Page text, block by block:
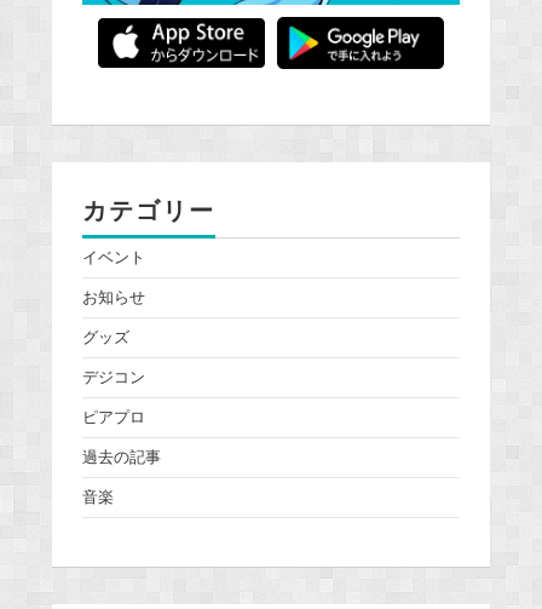
カテゴリー
イベント
お知らせ
グッズ
デジコン
ピアプロ
過去の記事
音楽